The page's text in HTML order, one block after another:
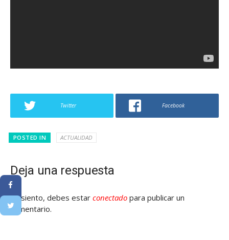
Twitter Facebook
POSTED IN ACTUALIDAD
Deja una respuesta
Lo siento, debes estar conectado para publicar un
comentario.